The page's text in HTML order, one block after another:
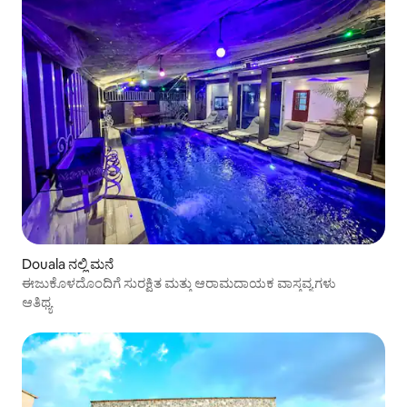
Douala ನಲ್ಲಿ ಮನೆ
ಈಜುಕೊಳದೊಂದಿಗೆ ಸುರಕ್ಷಿತ ಮತ್ತು ಆರಾಮದಾಯಕ ವಾಸ್ತವ್ಯಗಳು
ಆತಿಥ್ಯ